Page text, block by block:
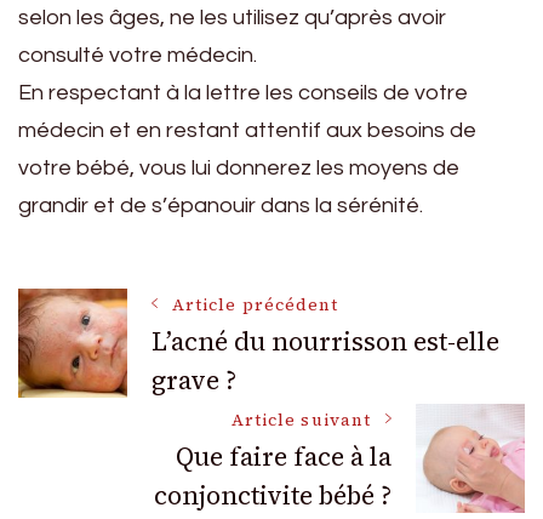
selon les âges, ne les utilisez qu’après avoir
consulté votre médecin.
En respectant à la lettre les conseils de votre
médecin et en restant attentif aux besoins de
votre bébé, vous lui donnerez les moyens de
grandir et de s’épanouir dans la sérénité.
Navigation
des
articles
Article précédent
L’acné du nourrisson est-elle
grave ?
Article suivant
Que faire face à la
conjonctivite bébé ?